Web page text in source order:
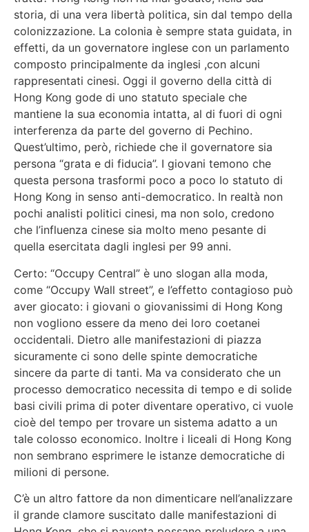
storia, di una vera libertà politica, sin dal tempo della
colonizzazione. La colonia è sempre stata guidata, in
effetti, da un governatore inglese con un parlamento
composto principalmente da inglesi ,con alcuni
rappresentati cinesi. Oggi il governo della città di
Hong Kong gode di uno statuto speciale che
mantiene la sua economia intatta, al di fuori di ogni
interferenza da parte del governo di Pechino.
Quest’ultimo, però, richiede che il governatore sia
persona “grata e di fiducia”. I giovani temono che
questa persona trasformi poco a poco lo statuto di
Hong Kong in senso anti-democratico. In realtà non
pochi analisti politici cinesi, ma non solo, credono
che l’influenza cinese sia molto meno pesante di
quella esercitata dagli inglesi per 99 anni.
Certo: “Occupy Central” è uno slogan alla moda,
come “Occupy Wall street”, e l’effetto contagioso può
aver giocato: i giovani o giovanissimi di Hong Kong
non vogliono essere da meno dei loro coetanei
occidentali. Dietro alle manifestazioni di piazza
sicuramente ci sono delle spinte democratiche
sincere da parte di tanti. Ma va considerato che un
processo democratico necessita di tempo e di solide
basi civili prima di poter diventare operativo, ci vuole
cioè del tempo per trovare un sistema adatto a un
tale colosso economico. Inoltre i liceali di Hong Kong
non sembrano esprimere le istanze democratiche di
milioni di persone.
C’è un altro fattore da non dimenticare nell’analizzare
il grande clamore suscitato dalle manifestazioni di